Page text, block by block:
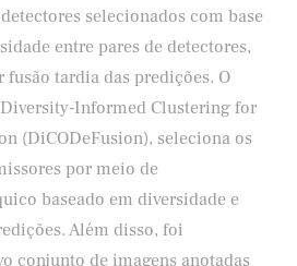
selecionados com base
entre pares de detectores,
tardia das predições. O
Informed Clustering for
(DiCODeFusion), seleciona os
por meio de
baseado em diversidade e
Além disso, foi
conjunto de imagens anotadas